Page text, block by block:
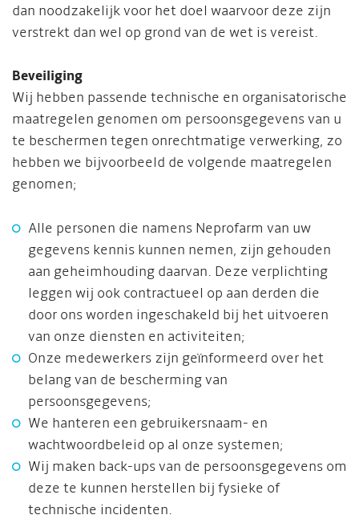
dan noodzakelijk voor het doel waarvoor deze zijn
verstrekt dan wel op grond van de wet is vereist.
Beveiliging
Wij hebben passende technische en organisatorische
maatregelen genomen om persoonsgegevens van u
te beschermen tegen onrechtmatige verwerking, zo
hebben we bijvoorbeeld de volgende maatregelen
genomen;
Alle personen die namens Neprofarm van uw
gegevens kennis kunnen nemen, zijn gehouden
aan geheimhouding daarvan. Deze verplichting
leggen wij ook contractueel op aan derden die
door ons worden ingeschakeld bij het uitvoeren
van onze diensten en activiteiten;
Onze medewerkers zijn geïnformeerd over het
belang van de bescherming van
persoonsgegevens;
We hanteren een gebruikersnaam- en
wachtwoordbeleid op al onze systemen;
Wij maken back-ups van de persoonsgegevens om
deze te kunnen herstellen bij fysieke of
technische incidenten.